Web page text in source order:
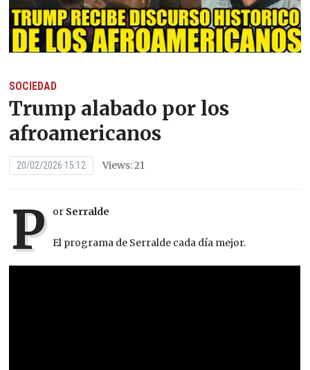
SOCIEDAD
Trump alabado por los
afroamericanos
20/02/2026 15:12 Views: 21
P or Serralde
El programa de Serralde cada día mejor.